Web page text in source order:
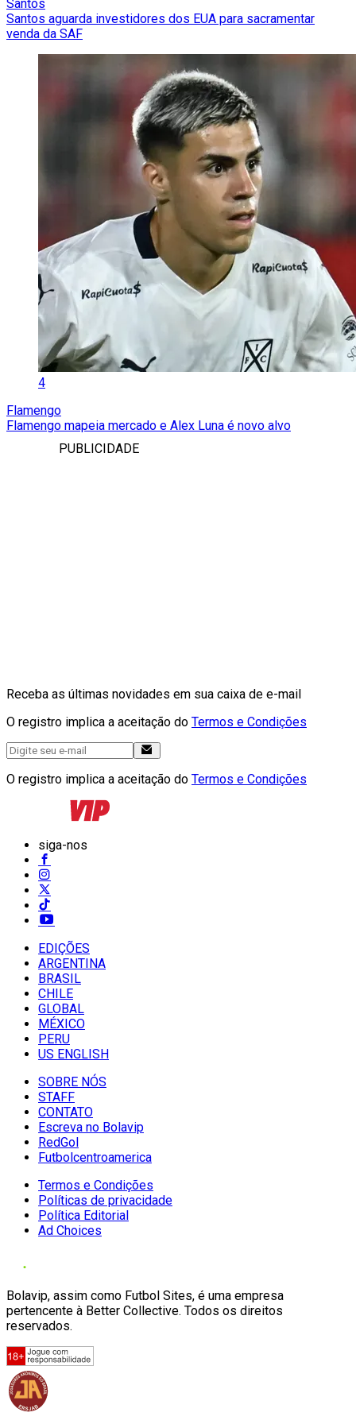
Santos
Santos aguarda investidores dos EUA para sacramentar
venda da SAF
4
Flamengo
Flamengo mapeia mercado e Alex Luna é novo alvo
PUBLICIDADE
Receba as últimas novidades em sua caixa de e-mail
O registro implica a aceitação do Termos e Condições
O registro implica a aceitação do Termos e Condições
siga-nos
EDIÇÕES
ARGENTINA
BRASIL
CHILE
GLOBAL
MÉXICO
PERU
US ENGLISH
SOBRE NÓS
STAFF
CONTATO
Escreva no Bolavip
RedGol
Futbolcentroamerica
Termos e Condições
Políticas de privacidade
Política Editorial
Ad Choices
Bolavip, assim como Futbol Sites, é uma empresa
pertencente à Better Collective. Todos os direitos
reservados.